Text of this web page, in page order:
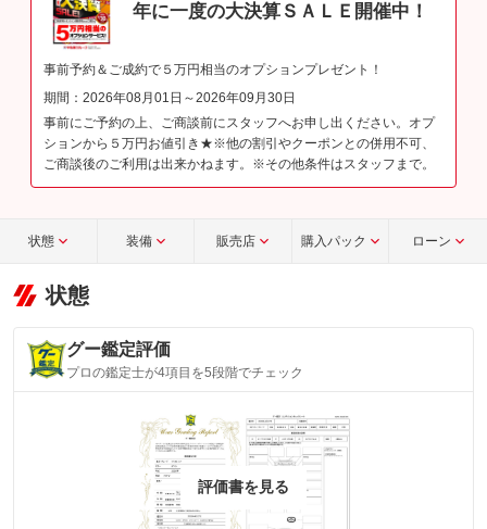
年に一度の大決算ＳＡＬＥ開催中！
事前予約＆ご成約で５万円相当のオプションプレゼント！
期間：2026年08月01日～2026年09月30日
事前にご予約の上、ご商談前にスタッフへお申し出ください。オプ
ションから５万円お値引き★※他の割引やクーポンとの併用不可、
ご商談後のご利用は出来かねます。※その他条件はスタッフまで。
状態 装備 販売店 購入パック ローン
状態
グー鑑定評価
プロの鑑定士が4項目を5段階でチェック
評価書を見る